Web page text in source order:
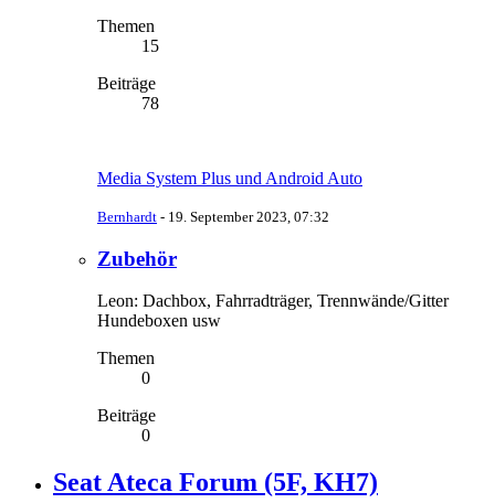
Themen
15
Beiträge
78
Media System Plus und Android Auto
Bernhardt - 19. September 2023, 07:32
Zubehör
Leon: Dachbox, Fahrradträger, Trennwände/Gitter
Hundeboxen usw
Themen
0
Beiträge
0
Seat Ateca Forum (5F, KH7)